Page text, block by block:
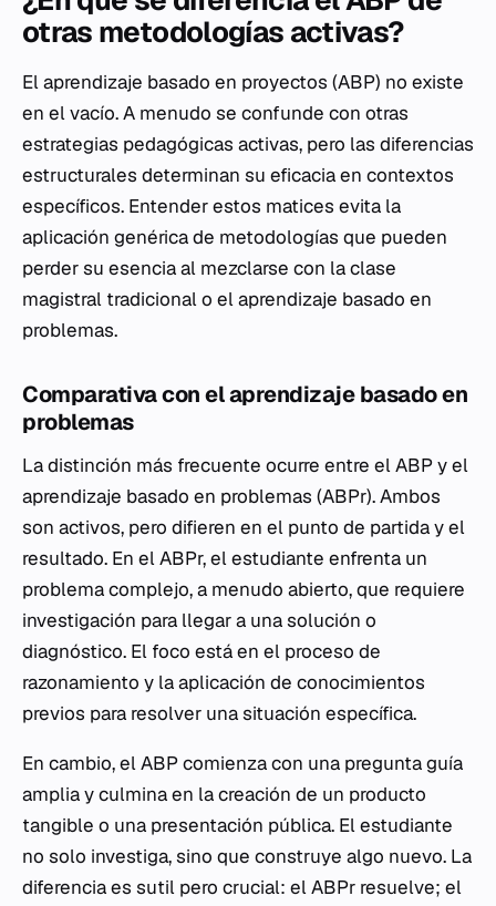
otras metodologías activas?
El aprendizaje basado en proyectos (ABP) no existe
en el vacío. A menudo se confunde con otras
estrategias pedagógicas activas, pero las diferencias
estructurales determinan su eficacia en contextos
específicos. Entender estos matices evita la
aplicación genérica de metodologías que pueden
perder su esencia al mezclarse con la clase
magistral tradicional o el aprendizaje basado en
problemas.
Comparativa con el aprendizaje basado en
problemas
La distinción más frecuente ocurre entre el ABP y el
aprendizaje basado en problemas (ABPr). Ambos
son activos, pero difieren en el punto de partida y el
resultado. En el ABPr, el estudiante enfrenta un
problema complejo, a menudo abierto, que requiere
investigación para llegar a una solución o
diagnóstico. El foco está en el proceso de
razonamiento y la aplicación de conocimientos
previos para resolver una situación específica.
En cambio, el ABP comienza con una pregunta guía
amplia y culmina en la creación de un producto
tangible o una presentación pública. El estudiante
no solo investiga, sino que construye algo nuevo. La
diferencia es sutil pero crucial: el ABPr resuelve; el